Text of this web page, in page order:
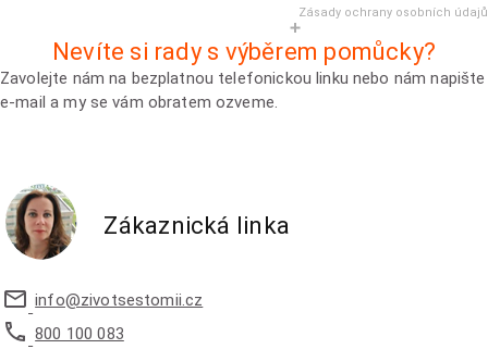
Zásady ochrany osobních údajů
Nevíte si rady s výběrem pomůcky?
Zavolejte nám na bezplatnou telefonickou linku nebo nám napište
e-mail a my se vám obratem ozveme.
Zákaznická linka
info@zivotsestomii.cz
800 100 083